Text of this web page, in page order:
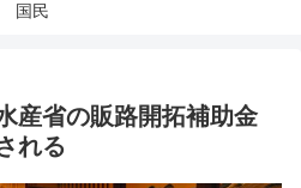
国民
産省の販路開拓補助金
れる